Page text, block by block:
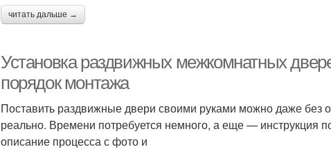
читать дальше →
Установка раздвижных межкомнатных
порядок монтажа
Поставить раздвижные двери своими руками можно даже без
реально. Времени потребуется немного, а еще — инструкция
описание процесса с фото и